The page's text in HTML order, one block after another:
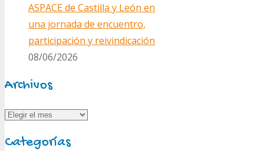
ASPACE de Castilla y León en
una jornada de encuentro,
participación y reivindicación
08/06/2026
Archivos
Archivos
Categorías